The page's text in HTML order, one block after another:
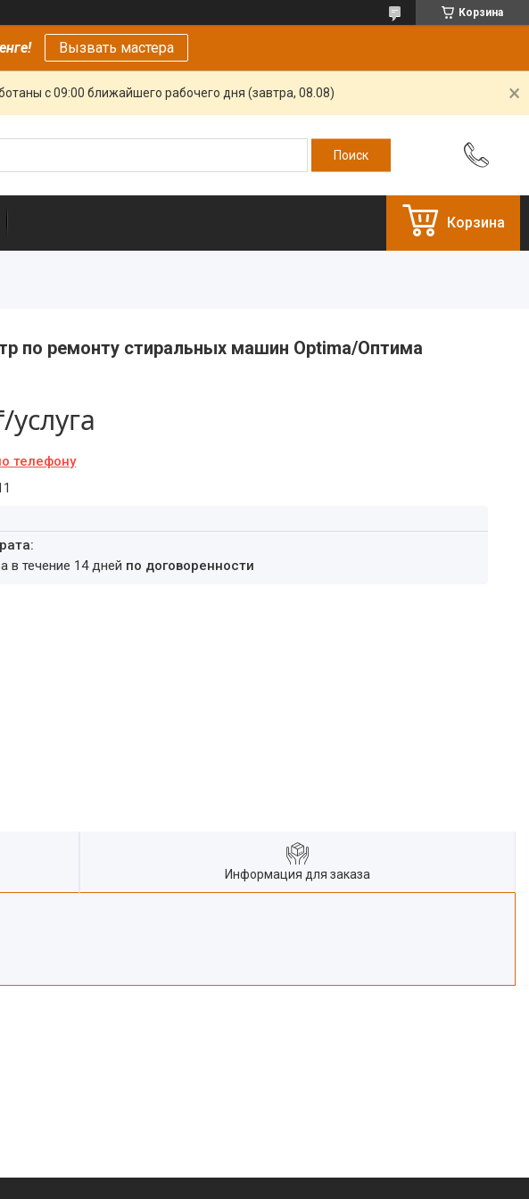
Корзина
Вызвать мастера
с 09:00 ближайшего рабочего дня (завтра, 08.08)
Корзина
по ремонту стиральных машин Optima/Оптима
услуга
телефону
в течение 14 дней по договоренности
Информация для заказа